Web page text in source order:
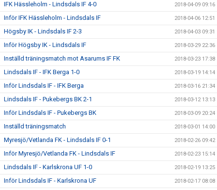
IFK Hässleholm - Lindsdals IF 4-0 2018-04-09 09:16
Inför IFK Hässleholm - Lindsdals IF 2018-04-06 12:51
Högsby IK - Lindsdals IF 2-3 2018-04-03 09:31
Inför Högsby IK - Lindsdals IF 2018-03-29 22:36
Inställd träningsmatch mot Asarums IF FK 2018-03-23 17:38
Lindsdals IF - IFK Berga 1-0 2018-03-19 14:14
Inför Lindsdals IF - IFK Berga 2018-03-16 21:34
Lindsdals IF - Pukebergs BK 2-1 2018-03-12 13:13
Inför Lindsdals IF - Pukebergs BK 2018-03-09 20:24
Inställd träningsmatch 2018-03-01 14:00
Myresjö/Vetlanda FK - Lindsdals IF 0-1 2018-02-26 09:42
Inför Myresjö/Vetlanda FK - Lindsdals IF 2018-02-23 15:14
Lindsdals IF - Karlskrona UF 1-0 2018-02-19 13:25
Inför Lindsdals IF - Karlskrona UF 2018-02-17 08:08